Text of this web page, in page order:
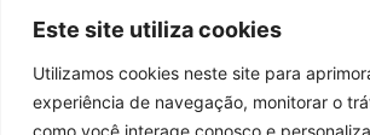
Este site utiliza cookies
Utilizamos cookies neste site para
experiência de navegação, monitorar o
como você interage conosco e
Contato
Ouvidoria
Como Chegar